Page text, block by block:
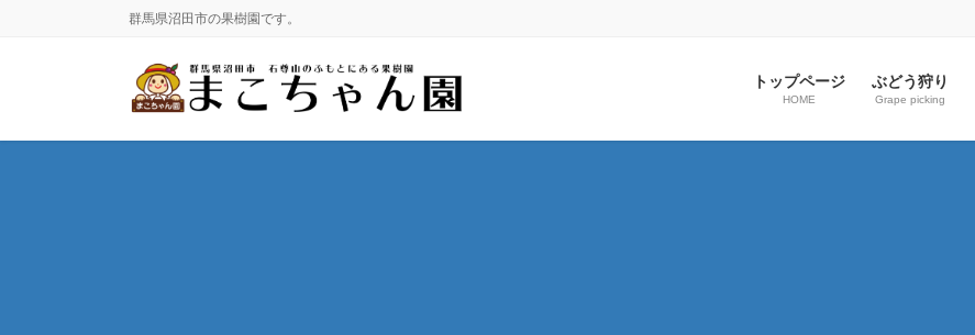
に
ョ
群馬県沼田市の果樹園です。
トップページ
HOME
ぶどう狩り
Grape picking